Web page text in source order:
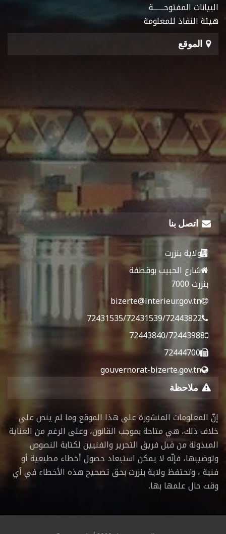
البيانات المفتوحـــــــة
هيئة النفاذ للمعلومة
الموقع
اتصل بنا
ولاية بنزرت
شارع الحبيب بوقطفة
بنزرت 7000
bizerte@interieur.gov.tn
72431535/72431539/72443822
72443840/72443988
72444700
gouvernorat-bizerte.gov.tn
ملاحظة
إنّ المعلومات المنشورة على هذا الموقع وما لم ينص على
خلاف ذلك، هي متاحة بموجب القانون، وعلى الرغم من العناية
المبذولة من قبل فريق التحرير والفنيين لكتابة النصوص
وتوضيبها، فإنّه لا يمكن استبعاد حصول أخطاء مطبعية أو
فنية ، وتحتفظ ولاية بنزرت بحق تصحيح هذه الأخطاء في أي
وقت حال علمها بها.